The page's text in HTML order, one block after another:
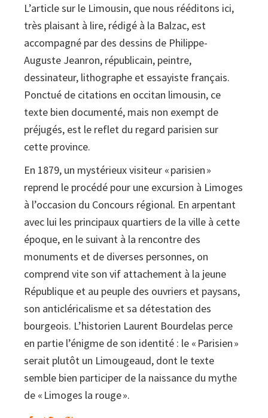
L’article sur le Limousin, que nous rééditons ici,
très plaisant à lire, rédigé à la Balzac, est
accompagné par des dessins de Philippe-
Auguste Jeanron, républicain, peintre,
dessinateur, lithographe et essayiste français.
Ponctué de citations en occitan limousin, ce
texte bien documenté, mais non exempt de
préjugés, est le reflet du regard parisien sur
cette province.
En 1879, un mystérieux visiteur « parisien »
reprend le procédé pour une excursion à Limoges
à l’occasion du Concours régional. En arpentant
avec lui les principaux quartiers de la ville à cette
époque, en le suivant à la rencontre des
monuments et de diverses personnes, on
comprend vite son vif attachement à la jeune
République et au peuple des ouvriers et paysans,
son anticléricalisme et sa détestation des
bourgeois. L’historien Laurent Bourdelas perce
en partie l’énigme de son identité : le « Parisien »
serait plutôt un Limougeaud, dont le texte
semble bien participer de la naissance du mythe
de « Limoges la rouge ».